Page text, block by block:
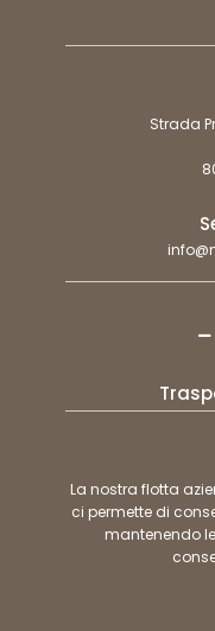
Strada
La nostra flotta
ci permette di
mantenendo